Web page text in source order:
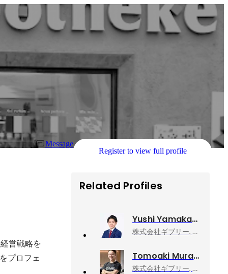
Message
Register to view full profile
営戦略を
プロフェ
Related Profiles
Yushi Yamakawa
株式会社ギブリー, 取締役
Tomoaki Murakami
株式会社ギブリー, ハッカソンエヴァンジェリスト